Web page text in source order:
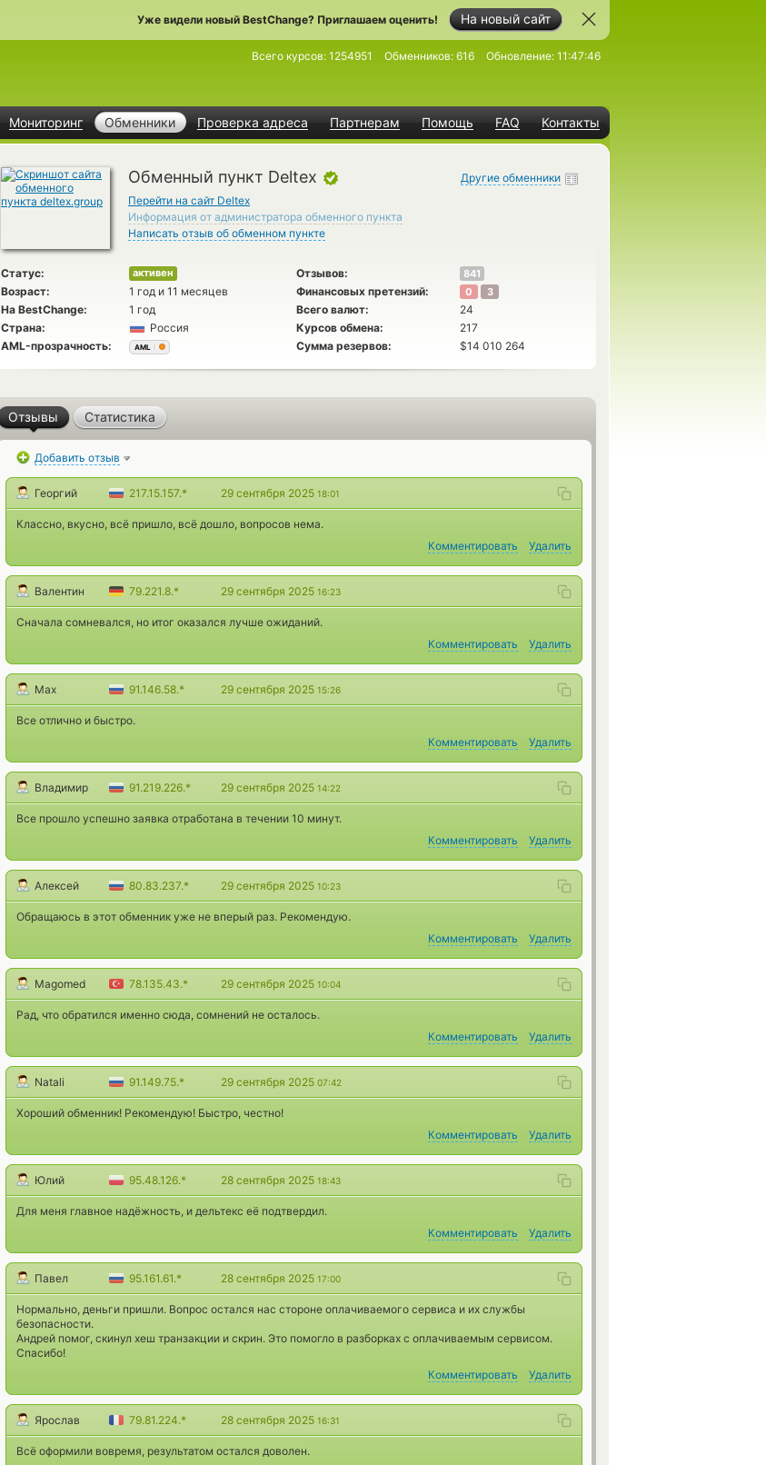
На новый сайт
Уже видели новый BestChange? Приглашаем оценить!
Мониторинг Обменники Проверка адреса Партнерам Помощь FAQ Контакты
Всего курсов: 1254951 Обменников: 616 Обновление: 11:47:46
Обменный пункт Deltex
Перейти на сайт Deltex
Информация от администратора обменного пункта
Написать отзыв об обменном пункте
Другие обменники
Статус: активен Отзывов: 841
Возраст: 1 год и 11 месяцев Финансовых претензий: 0 3
На BestChange: 1 год Всего валют:
24
Страна:
Россия Курсов обмена:
217
AML-прозрачность:
AML Сумма резервов: $14 010 264
Отзывы Статистика
Добавить отзыв
Георгий 217.15.157.* 29 сентября 2025 18:01
Классно, вкусно, всё пришло, всё дошло, вопросов нема.
Комментировать
Удалить
Валентин 79.221.8.* 29 сентября 2025 16:23
Сначала сомневался, но итог оказался лучше ожиданий.
Комментировать
Удалить
Max 91.146.58.* 29 сентября 2025 15:26
Все отлично и быстро.
Комментировать
Удалить
Владимир 91.219.226.* 29 сентября 2025 14:22
Все прошло успешно заявка отработана в течении 10 минут.
Комментировать
Удалить
Алексей 80.83.237.* 29 сентября 2025 10:23
Обращаюсь в этот обменник уже не вперый раз. Рекомендую.
Комментировать
Удалить
Magomed 78.135.43.* 29 сентября 2025 10:04
Рад, что обратился именно сюда, сомнений не осталось.
Комментировать
Удалить
Natali 91.149.75.* 29 сентября 2025 07:42
Хороший обменник! Рекомендую! Быстро, честно!
Комментировать
Удалить
Юлий 95.48.126.* 28 сентября 2025 18:43
Для меня главное надёжность, и дельтекс её подтвердил.
Комментировать
Удалить
Павел 95.161.61.* 28 сентября 2025 17:00
Нормально, деньги пришли. Вопрос остался нас стороне оплачиваемого сервиса и их службы
безопасности.
Андрей помог, скинул хеш транзакции и скрин. Это помогло в разборках с оплачиваемым сервисом.
Спасибо!
Комментировать
Удалить
Ярослав 79.81.224.* 28 сентября 2025 16:31
Всё оформили вовремя, результатом остался доволен.